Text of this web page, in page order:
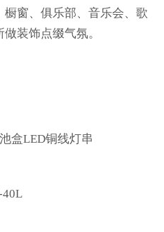
窗、俱乐部、音乐会、歌
装饰点缀气氛。
盒LED铜线灯串
40L